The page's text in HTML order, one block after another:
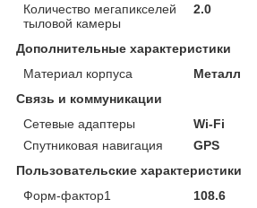
Количество мегапикселей
тыловой камеры
2.0
Дополнительные характеристики
Материал корпуса
Металл
Связь и коммуникации
Сетевые адаптеры
Wi-Fi
Спутниковая навигация
GPS
Пользовательские характеристики
Форм-фактор1
108.6